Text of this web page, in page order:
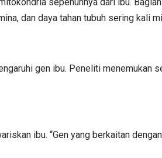
dan daya tahan tubuh sering kali
gen ibu. Peneliti
ibu. “Gen yang berkaitan